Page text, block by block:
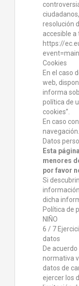
resolución
accesible a
https://
Cookies
En el caso
web,
informa
política de
cookies”.
En caso
navegación.
Datos
Esta
menores
por favor
Si
dicha
Política de
NIÑO
6 / 7
datos
De
normativa
datos de
ejercer los